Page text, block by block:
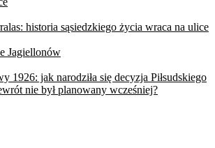
historia sąsiedzkiego życia wraca na ulice
Jagiellonów
1926: jak narodziła się decyzja Piłsudskiego
nie był planowany wcześniej?